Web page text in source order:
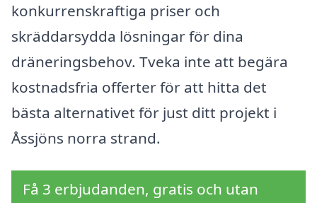
konkurrenskraftiga priser och
skräddarsydda lösningar för dina
dräneringsbehov. Tveka inte att begära
kostnadsfria offerter för att hitta det
bästa alternativet för just ditt projekt i
Åssjöns norra strand.
Få 3 erbjudanden, gratis och utan